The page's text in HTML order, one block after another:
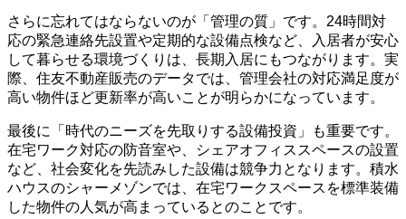
さらに忘れてはならないのが「管理の質」です。24時間対
応の緊急連絡先設置や定期的な設備点検など、入居者が安心
して暮らせる環境づくりは、長期入居にもつながります。実
際、住友不動産販売のデータでは、管理会社の対応満足度が
高い物件ほど更新率が高いことが明らかになっています。
最後に「時代のニーズを先取りする設備投資」も重要です。
在宅ワーク対応の防音室や、シェアオフィススペースの設置
など、社会変化を先読みした設備は競争力となります。積水
ハウスのシャーメゾンでは、在宅ワークスペースを標準装備
した物件の人気が高まっているとのことです。